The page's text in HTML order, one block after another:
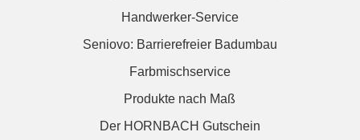
Handwerker-Service
Seniovo: Barrierefreier Badumbau
Farbmischservice
Produkte nach Maß
Der HORNBACH Gutschein